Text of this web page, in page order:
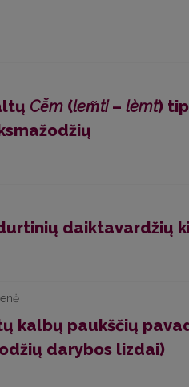
Cē̆m (lem̃ti– lèmt)
daiktavardžių
kalbų paukščių
darybos lizdai)